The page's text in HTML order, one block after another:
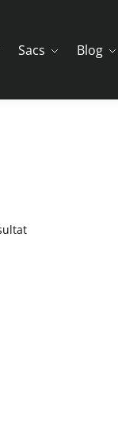
Sacs Blog